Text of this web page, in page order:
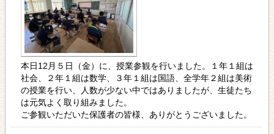
本日12月５日（金）に、授業参観を行いました。１年１組は
社会、２年１組は数学、３年１組は国語、全学年２組は美術
の授業を行い、人数が少ない中ではありましたが、生徒たち
は元気よく取り組みました。
ご参観いただいた保護者の皆様、ありがとうございました。